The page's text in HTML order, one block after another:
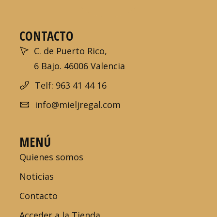
CONTACTO
C. de Puerto Rico,
6 Bajo. 46006 Valencia
Telf: 963 41 44 16
info@mieljregal.com
MENÚ
Quienes somos
Noticias
Contacto